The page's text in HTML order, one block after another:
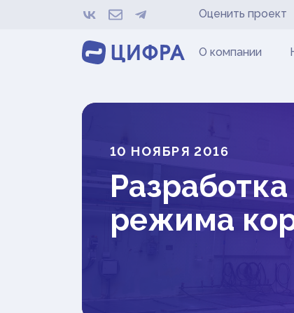
Оценить проект
О компании
10 НОЯБРЯ 2016
режима